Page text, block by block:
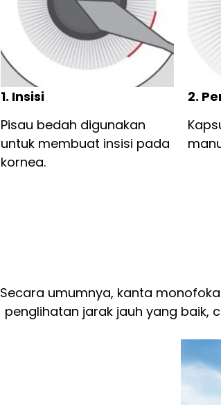
1. Insisi
Pisau bedah digunakan
untuk membuat insisi pada
kornea.
2.
Secara umumnya, kanta
penglihatan jarak jauh yang baik,